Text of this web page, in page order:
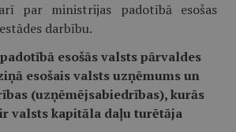
par ministrijas padotībā esošas
darbību.
esošās valsts pārvaldes
esošais valsts uzņēmums un
(uzņēmējsabiedrības), kurās
valsts kapitāla daļu turētāja